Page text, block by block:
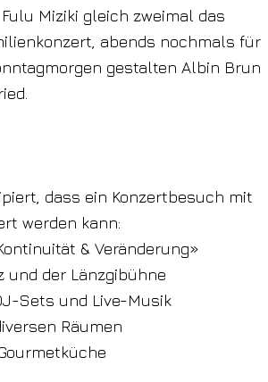
Miziki gleich zweimal das
abends nochmals für
gestalten Albin Brun
dass ein Konzertbesuch mit
werden kann:
& Veränderung»
und der Länzgibühne
Sets und Live-Musik
Räumen